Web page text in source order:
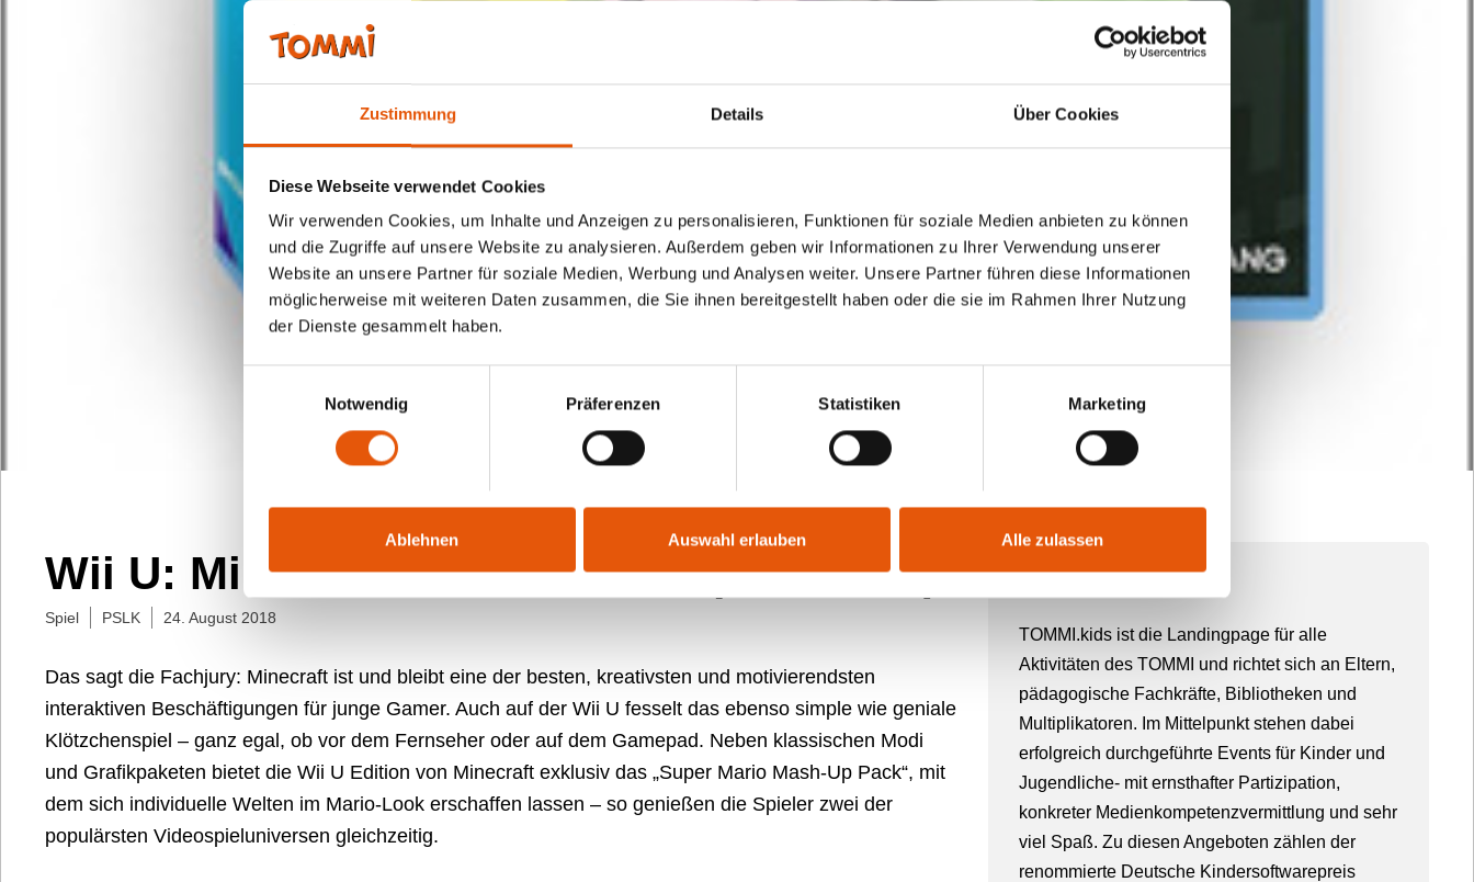
Zustimmung Details Über Cookies
Diese Webseite verwendet Cookies
Wir verwenden Cookies, um Inhalte und Anzeigen zu personalisieren, Funktionen für soziale Medien anbieten zu können
und die Zugriffe auf unsere Website zu analysieren. Außerdem geben wir Informationen zu Ihrer Verwendung unserer
Website an unsere Partner für soziale Medien, Werbung und Analysen weiter. Unsere Partner führen diese Informationen
möglicherweise mit weiteren Daten zusammen, die Sie ihnen bereitgestellt haben oder die sie im Rahmen Ihrer Nutzung
der Dienste gesammelt haben.
Notwendig
Präferenzen Statistiken Marketing
Ablehnen Auswahl erlauben Alle zulassen
Wii U: Minecraft Wii U Edition (Nintendo)
Spiel PSLK 24. August 2018
Das sagt die Fachjury: Minecraft ist und bleibt eine der besten, kreativsten und motivierendsten
interaktiven Beschäftigungen für junge Gamer. Auch auf der Wii U fesselt das ebenso simple wie geniale
Klötzchenspiel – ganz egal, ob vor dem Fernseher oder auf dem Gamepad. Neben klassischen Modi
und Grafikpaketen bietet die Wii U Edition von Minecraft exklusiv das „Super Mario Mash-Up Pack“, mit
dem sich individuelle Welten im Mario-Look erschaffen lassen – so genießen die Spieler zwei der
populärsten Videospieluniversen gleichzeitig.
TOMMI.kids ist die Landingpage für alle
Aktivitäten des TOMMI und richtet sich an Eltern,
pädagogische Fachkräfte, Bibliotheken und
Multiplikatoren. Im Mittelpunkt stehen dabei
erfolgreich durchgeführte Events für Kinder und
Jugendliche- mit ernsthafter Partizipation,
konkreter Medienkompetenzvermittlung und sehr
viel Spaß. Zu diesen Angeboten zählen der
renommierte Deutsche Kindersoftwarepreis